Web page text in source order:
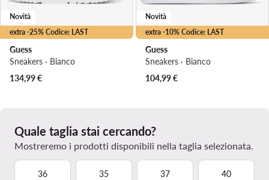
extra -25% Codice: LAST
Novità
Guess
Sneakers · Bianco
134,99€
extra -10% Codice: LAST
Novità
Guess
Sneakers · Bianco
104,99€
Quale taglia stai cercando?
Mostreremo i prodotti disponibili nella taglia selezionata.
36 35 37 40